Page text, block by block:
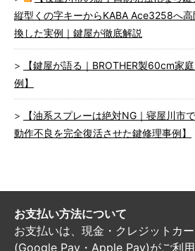
縦型くの字キーからKABA Ace3258へ
換した実例｜鍵屋が徹底解説
【鍵屋が語る｜BROTHER製60cm家
例】
【油系スプレーは絶対NG｜寝屋川市
動作不良を完全復活させた鍵修理事例】
お支払い方法について
お支払いは、現金・クレジットカ
(Google Pay・Apple Pay)がご利用